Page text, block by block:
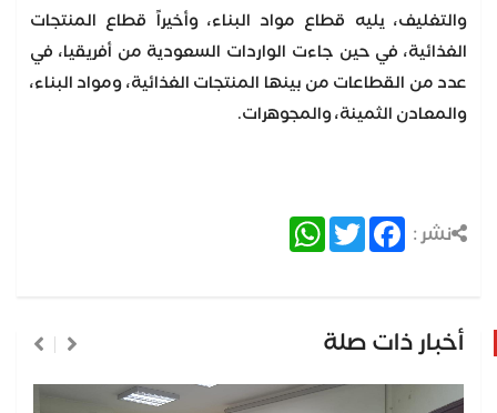
والتغليف، يليه قطاع مواد البناء، وأخيراً قطاع المنتجات
الغذائية، في حين جاءت الواردات السعودية من أفريقيا، في
عدد من القطاعات من بينها المنتجات الغذائية، ومواد البناء،
والمعادن الثمينة، والمجوهرات.
نشر : Facebook
Twitter
WhatsApp
أخبار ذات صلة